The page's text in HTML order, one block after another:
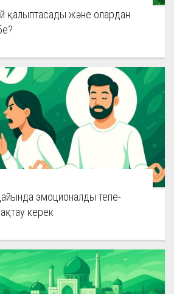
қалыптасады және олардан
эмоционалды тепе-
керек